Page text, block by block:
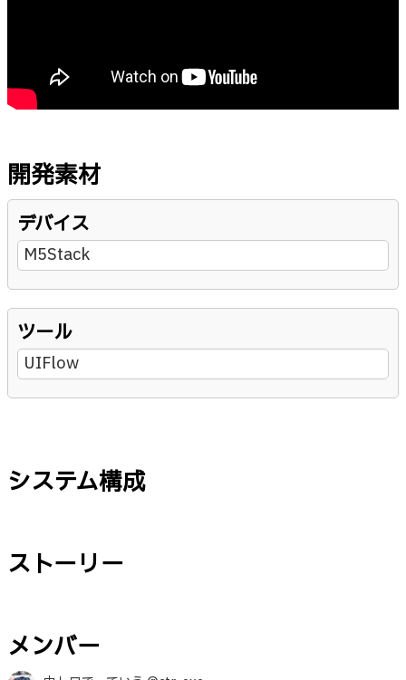
開発素材
デバイス
M5Stack
ツール
UIFlow
システム構成
ストーリー
メンバー